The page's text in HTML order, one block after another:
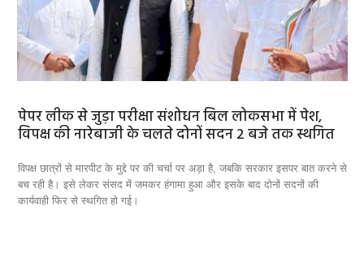
पेपर लीक से जुड़ा परीक्षा संशोधन बिल लोकसभा में पेश,
विपक्ष की नारेबाजी के चलते दोनों सदन 2 बजे तक स्थगित
विपक्ष छात्रों से मारपीट के मुद्दे पर की चर्चा पर अड़ा है, जबकि सरकार इसपर बात करने से
बच रही है। इसे लेकर संसद में जमकर हंगामा हुआ और इसके बाद दोनों सदनों की
कार्यवाही फिर से स्थगित हो गई।